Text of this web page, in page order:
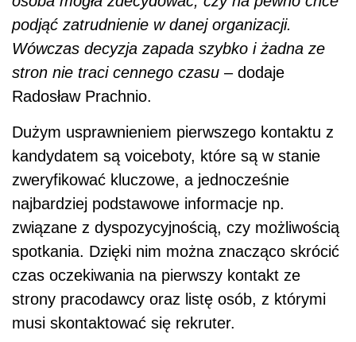
podjąć zatrudnienie w danej organizacji.
Wówczas decyzja zapada szybko i żadna ze
stron nie traci cennego czasu – dodaje
Radosław Prachnio.
Dużym usprawnieniem pierwszego kontaktu z
kandydatem są voiceboty, które są w stanie
zweryfikować kluczowe, a jednocześnie
najbardziej podstawowe informacje np.
związane z dyspozycyjnością, czy możliwością
spotkania. Dzięki nim można znacząco skrócić
czas oczekiwania na pierwszy kontakt ze
strony pracodawcy oraz listę osób, z którymi
musi skontaktować się rekruter.